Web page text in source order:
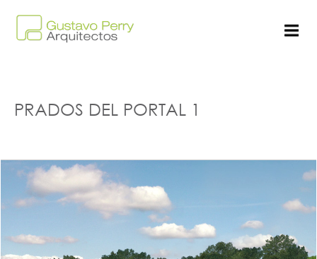
PRADOS DEL PORTAL 1